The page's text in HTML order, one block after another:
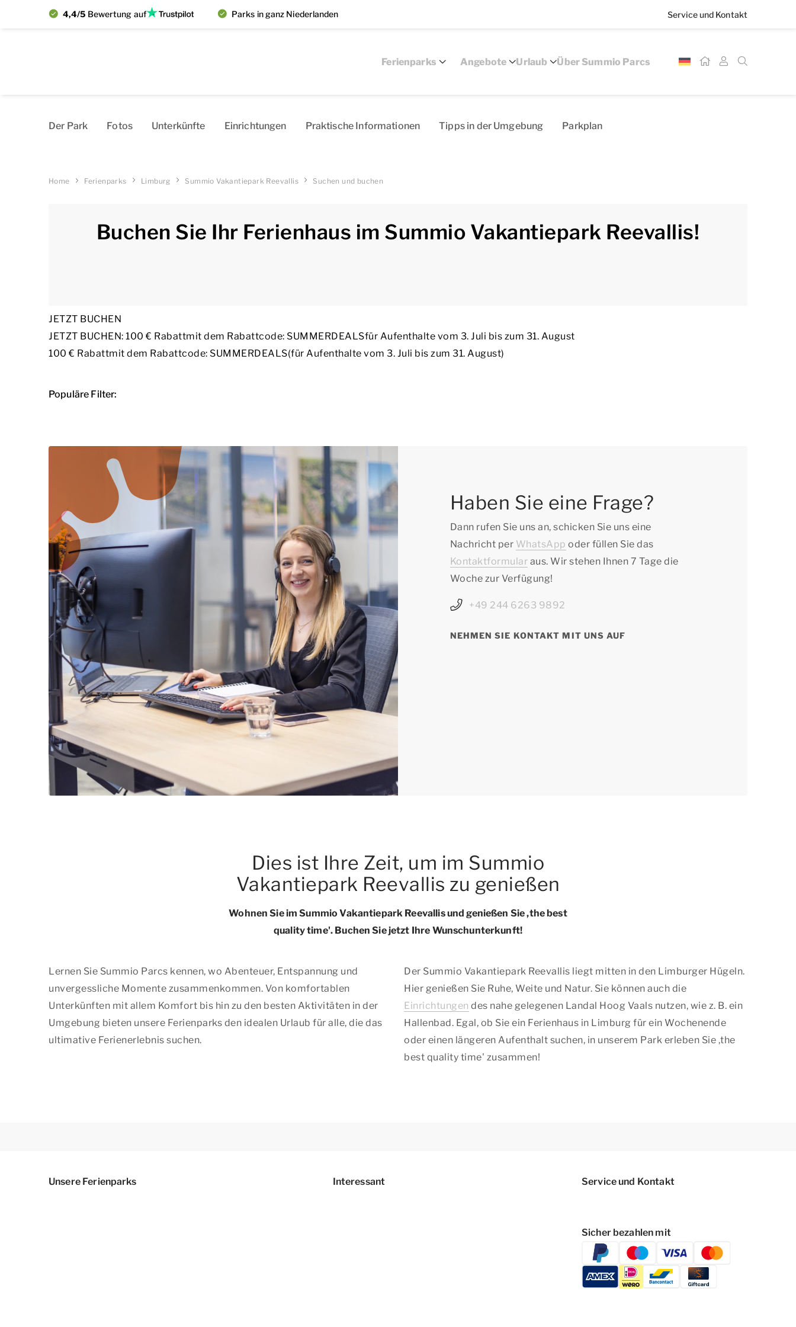
4,4/5 Bewertung auf Parks in ganz Niederlanden Service und Kontakt
Ferienparks Angebote Urlaub Über Summio Parcs
Der Park Fotos Un­­te­r­k­ün­­fte Einrichtungen Pra­kti­sch­e I­nfo­rma­tio­nen Tip­ps ­in ­der­ Um­geb­ung Parkplan
Home Ferienparks Limburg Summio Vakantiepark Reevallis Suchen und buchen
Buchen Sie Ihr Ferienhaus im Summio Vakantiepark Reevallis!
JETZT BUCHEN
JETZT BUCHEN: 100 € Rabattmit dem Rabattcode: SUMMERDEALSfür Aufenthalte vom 3. Juli bis zum 31. August
100 € Rabattmit dem Rabattcode: SUMMERDEALS(für Aufenthalte vom 3. Juli bis zum 31. August)
Populäre Filter:
Haben Sie eine Frage?
Dann rufen Sie uns an, schicken Sie uns eine
Nachricht per WhatsApp oder füllen Sie das
Kontaktformular aus. Wir stehen Ihnen 7 Tage die
Woche zur Verfügung!
+49 244 6263 9892
NEHMEN SIE KONTAKT MIT UNS AUF
Dies ist Ihre Zeit, um im Summio
Vakantiepark Reevallis zu genießen
Wohnen Sie im Summio Vakantiepark Reevallis und genießen Sie ,the best
quality time'. Buchen Sie jetzt Ihre Wunschunterkunft!
Lernen Sie Summio Parcs kennen, wo Abenteuer, Entspannung und
unvergessliche Momente zusammenkommen. Von komfortablen
Unterkünften mit allem Komfort bis hin zu den besten Aktivitäten in der
Umgebung bieten unsere Ferienparks den idealen Urlaub für alle, die das
ultimative Ferienerlebnis suchen.
Der Summio Vakantiepark Reevallis liegt mitten in den Limburger Hügeln.
Hier genießen Sie Ruhe, Weite und Natur. Sie können auch die
Einrichtungen des nahe gelegenen Landal Hoog Vaals nutzen, wie z. B. ein
Hallenbad. Egal, ob Sie ein Ferienhaus in Limburg für ein Wochenende
oder einen längeren Aufenthalt suchen, in unserem Park erleben Sie ,the
best quality time' zusammen!
Unsere Ferienparks Interessant Service und Kontakt
Sicher bezahlen mit